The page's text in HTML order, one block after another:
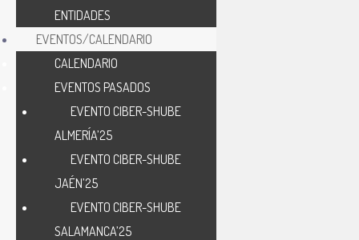
ENTIDADES
EVENTOS/CALENDARIO
CALENDARIO
EVENTOS PASADOS
EVENTO CIBER-SHUBE
ALMERÍA’25
EVENTO CIBER-SHUBE
JAÉN’25
EVENTO CIBER-SHUBE
SALAMANCA’25